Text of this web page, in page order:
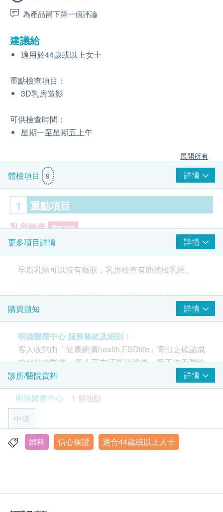
為產品留下第一個評論
建議給
適用於44歲或以上女士
重點檢查項目：
3D乳房造影
可供檢查時間：
星期一至星期五上午
展開所有
體檢項目 9 詳情
1 重點項目
乳房檢查 重點項目
3D 乳房造影
基本項目
醫生諮詢
由女醫生進行詳細身體檢查
乳房檢查
臨床乳房檢查 (只限女士）
基本健康評估
血壓
體質指標
身高
脈搏率
體重
更多項目詳情 詳情
早期乳癌可以沒有癥狀，乳房檢查有助偵檢乳癌。
明德醫療中心已配備先進的3D 乳房X光儀器。及早篩
查和評估乳房健康風險，關顧自己。
明德醫療中心服務條款及細則：
- 客人收到由「健康網購health.ESDlife」寄出之確認
成功付款電郵後。客人可在訂單確認後一個工作天聯
絡本診所進行預約 (明德醫療中心：電郵:
mmc.central@matilda.org電話: 2537 8500)。
- 客人必須於預約當天出示身份證明文件及列印訂購
確認信以確認身份。
- 訂購一經確認，不可更改已訂購之檢查項目或退
款。
- 所有身體檢查並非作醫療診斷或治療用途。
購買須知 詳情
明德醫療中心 服務條款及細則：
客人收到由「健康網購health.ESDlife」寄出之確認成
功付款電郵後，客人可在訂單確認後一個工作天聯絡
本診所進行預約 (明德醫療中心：電郵:
mmc.central@matilda.org電話: 2537 8500)。
- 客人必須於預約當天出示身份證明文件及列印訂購
確認信以確認身份。
- 訂購一經確認，不可更改已訂購之檢查項目或退
款。
診所/醫院資料
詳情
明德醫療中心
1 個地點
中環
中環皇后大道中39號豐盛創建大廈3樓
婦科 信心保證 適合44歲或以上人士